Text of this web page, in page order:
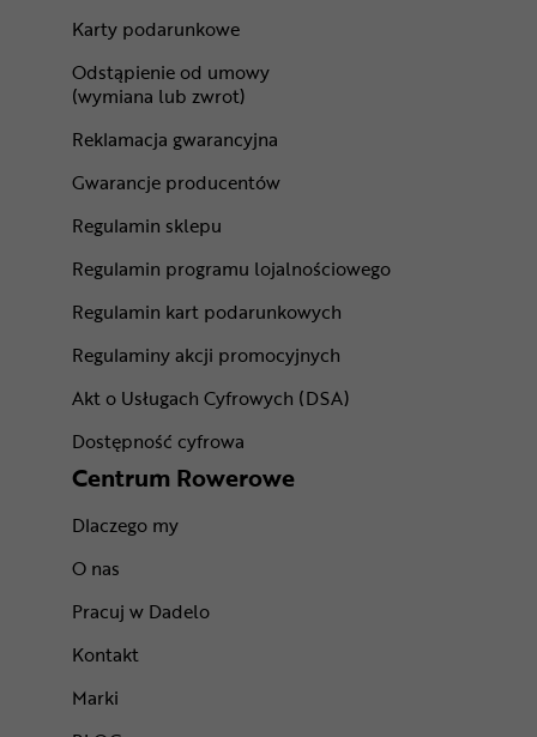
Karty podarunkowe
Odstąpienie od umowy
(wymiana lub zwrot)
Reklamacja gwarancyjna
Gwarancje producentów
Regulamin sklepu
Regulamin programu lojalnościowego
Regulamin kart podarunkowych
Regulaminy akcji promocyjnych
Akt o Usługach Cyfrowych (DSA)
Dostępność cyfrowa
Centrum Rowerowe
Dlaczego my
O nas
Pracuj w Dadelo
Kontakt
Marki